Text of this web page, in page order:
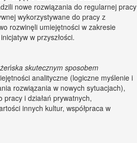
nowe rozwiązania do regularnej pracy
wykorzystywane do pracy z
rozwinęli umiejętności w zakresie
w przyszłości.
skutecznym sposobem
analityczne (logiczne myślenie i
rozwiązania w nowych sytuacjach),
i działań prywatnych,
innych kultur, współpraca w